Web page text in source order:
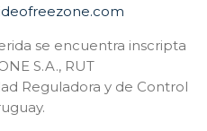
se encuentra inscripta
S.A., RUT
Reguladora y de Control